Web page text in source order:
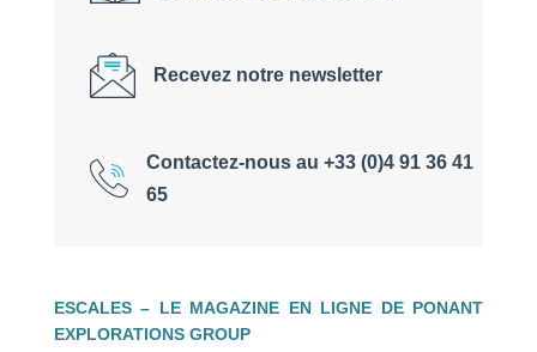
Recevez notre newsletter
Contactez-nous au +33 (0)4 91 36 41
65
ESCALES – LE MAGAZINE EN LIGNE DE PONANT
EXPLORATIONS GROUP